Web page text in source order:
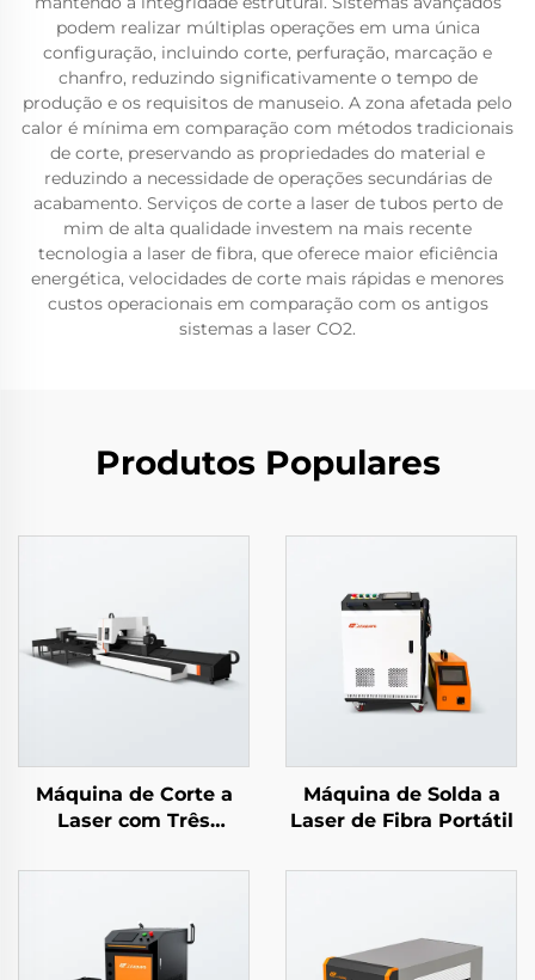
podem realizar múltiplas operações em uma única
configuração, incluindo corte, perfuração, marcação e
chanfro, reduzindo significativamente o tempo de
produção e os requisitos de manuseio. A zona afetada pelo
calor é mínima em comparação com métodos tradicionais
de corte, preservando as propriedades do material e
reduzindo a necessidade de operações secundárias de
acabamento. Serviços de corte a laser de tubos perto de
mim de alta qualidade investem na mais recente
tecnologia a laser de fibra, que oferece maior eficiência
energética, velocidades de corte mais rápidas e menores
custos operacionais em comparação com os antigos
sistemas a laser CO2.
Produtos Populares
Máquina de Corte a
Laser com Três
Máquina de Solda a
Laser de Fibra Portátil